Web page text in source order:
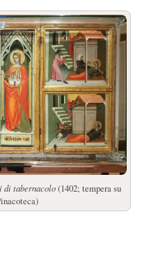
di tabernacolo(1402; tempera su